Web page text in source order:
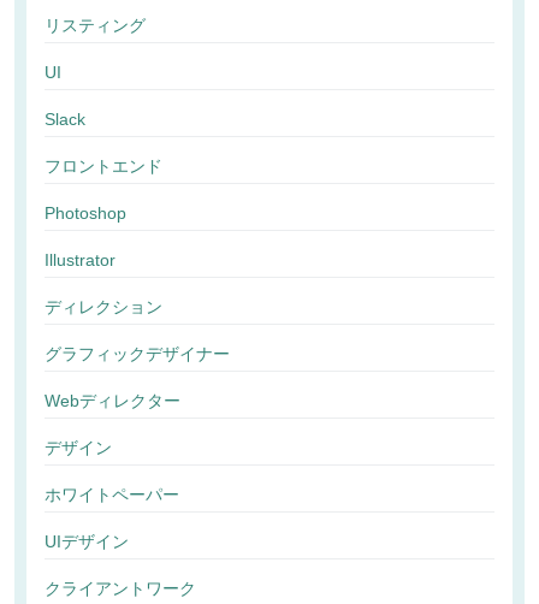
リスティング
UI
Slack
フロントエンド
Photoshop
Illustrator
ディレクション
グラフィックデザイナー
Webディレクター
デザイン
ホワイトペーパー
UIデザイン
クライアントワーク